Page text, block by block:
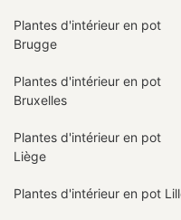
Plantes d'intérieur en pot
Brugge
Plantes d'intérieur en pot
Bruxelles
Plantes d'intérieur en pot
Liège
Plantes d'intérieur en pot